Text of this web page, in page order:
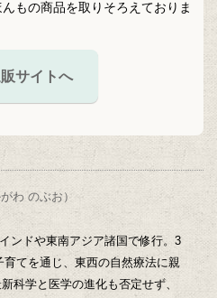
もの商品を取りそろえておりま
サイトへ
わ のぶお）
ンドや東南アジア諸国で修行。3
育てを通じ、東西の自然療法に親
科学と医学の進化も否定せず、